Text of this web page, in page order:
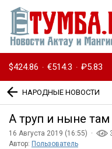
$424.86 · €514.3 · ₽5.83
НАРОДНЫЕ НОВОСТИ
А труп и ныне там
16 Августа 2019 (16:55) ·
Автор: Пользователь